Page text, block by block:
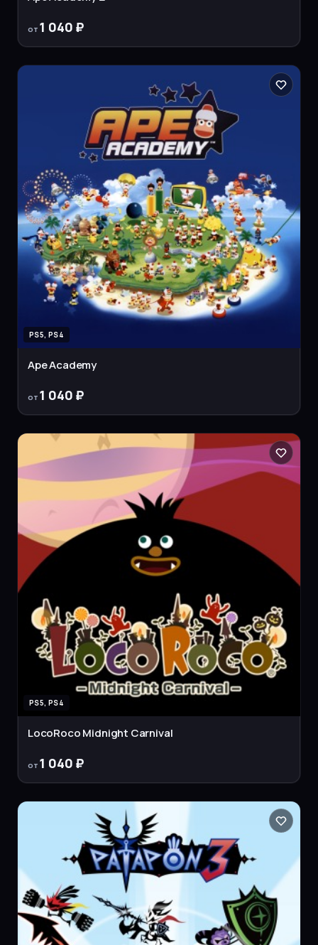
от 1 040 ₽
PS5, PS4
Ape Academy
от 1 040 ₽
PS5, PS4
LocoRoco Midnight Carnival
от 1 040 ₽